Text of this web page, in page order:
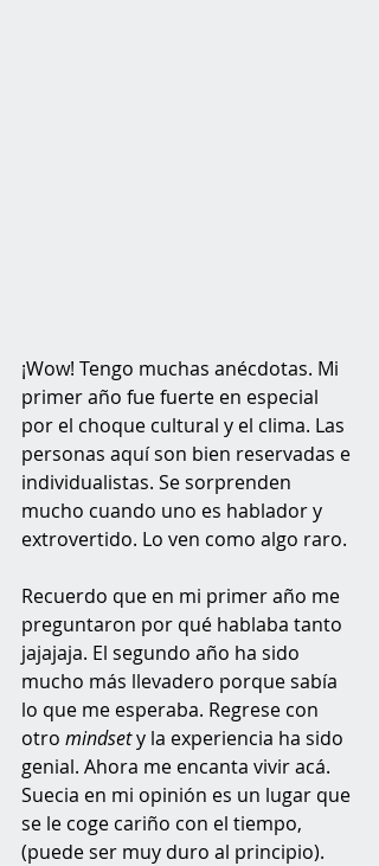
¡Wow! Tengo muchas anécdotas. Mi
primer año fue fuerte en especial
por el choque cultural y el clima. Las
personas aquí son bien reservadas e
individualistas. Se sorprenden
mucho cuando uno es hablador y
extrovertido. Lo ven como algo raro.
Recuerdo que en mi primer año me
preguntaron por qué hablaba tanto
jajajaja. El segundo año ha sido
mucho más llevadero porque sabía
lo que me esperaba. Regrese con
otro mindset y la experiencia ha sido
genial. Ahora me encanta vivir acá.
Suecia en mi opinión es un lugar que
se le coge cariño con el tiempo,
(puede ser muy duro al principio).